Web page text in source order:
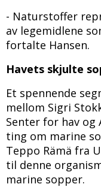
- Naturstoffer
av legemidlene
fortalte Hansen.
Havets skjulte
Et spennende
mellom Sigri
Senter for hav og
ting om marine
Teppo Rämä fra
til denne
marine sopper.